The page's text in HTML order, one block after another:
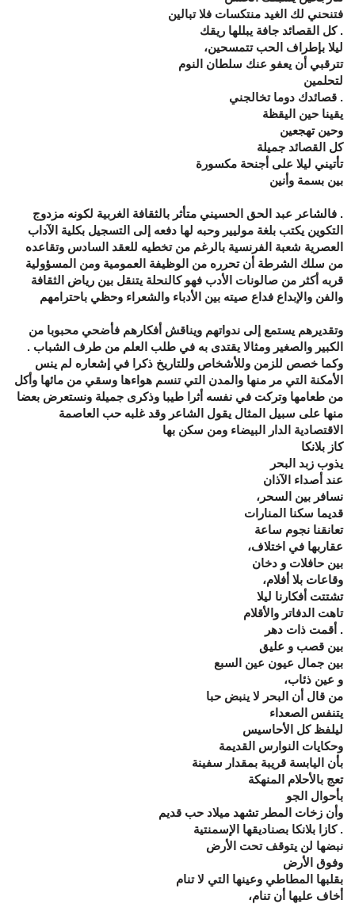
فتنحني لك الغيد منتكسات فلا تبالين
. كل القصائد جافة يبللها ريقك
ليلا بإطراف الحب تتمسحين،
تترقبي أن يعفو عنك سلطان النوم
لتحلمين
. قصائدك دوما تخالجني
يقينا حين اليقظة
وحين تهجعين
كل القصائد جميلة
تأتيني ليلا على أجنحة مكسورة
بين بسمة وأنين
. فالشاعر عبد الحق الحسيني متأثر بالثقافة الغربية لكونه مزدوج
التكوين يكتب بلغة موليير وحبه لها دفعه إلى التسجيل بكلية الآداب
العصرية شعبة الفرنسية بالرغم من تخطيه للعقد السادس وتقاعده
من سلك الشرطة أن تحرره من الوظيفة العمومية ومن المسؤولية
قربه أكثر من صالونات الأدب فهو كالنحلة يتنقل بين رياض الثقافة
والفن والإبداع فداع صيته بين الأدباء والشعراء وحظي باحترامهم
وتقديرهم يستمع إلى ندواتهم ويناقش أفكارهم فأضحي محبوبا من
الكبير والصغير ومثالا يقتدى به في طلب العلم من طرف الشباب .
وكما خصص للزمن وللأشخاص وللتاريخ ذكرا في إشعاره لم ينس
الأمكنة التي مر منها والمدن التي تنسم هواءها وسقي من مائها وأكل
من طعامها وتركت في نفسه أثرا طيبا وذكرى جميلة ونستعرض بعضا
منها على سبيل المثال يقول الشاعر وقد غلبه حب العاصمة
الاقتصادية الدار البيضاء ومن سكن بها
كاز بلانكا
يذوب زبد البحر
عند أصداء الآذان
نسافر بين السحر،
قديما سكنا المنارات
تعانقنا نجوم ساعة
عقاربها في اختلاف،
بين حافلات و دخان
وقاعات بلا أفلام،
تشتتت أفكارنا ليلا
تاهت الدفاتر والأقلام
. أقمت ذات دهر
بين قصب و عليق
بين جمال عيون عين السبع
و عين ذئاب،
من قال أن البحر لا ينبض حبا
يتنفس الصعداء
ليلفظ كل الأحاسيس
وحكايات النوارس القديمة
بأن اليابسة قريبة بمقدار سفينة
تعج بالأحلام المنهكة
بأحوال الجو
وأن زخات المطر تشهد ميلاد حب قديم
. كازا بلانكا بصناديقها الإسمنتية
نبضها لن يتوقف تحت الأرض
وفوق الأرض
بقلبها المطاطي وعينها التي لا تنام
أخاف عليها أن تنام،